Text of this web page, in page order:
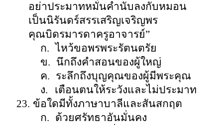
อย่าประมาทหมั่นคำนับลงกับหมอน
เป็นนิรันดร์สรรเสริญเจริญพร
คุณบิดรมารดาครูอาจารย์”
ก. ไหว้ขอพรพระรัตนตรัย
ข. นึกถึงคำสอนของผู้ใหญ่
ค. ระลึกถึงบุญคุณของผู้มีพระคุณ
ง.
เตือนตนให้ระวังและไม่ประมาท
23. ข้อใดมีทั้งภาษาบาลีและสันสกฤต
ก. ด้วยศรัทธาอันมั่นคง